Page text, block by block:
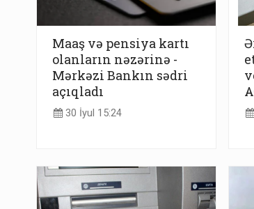
Maaş və pensiya kartı
olanların nəzərinə -
Mərkəzi Bankın sədri
açıqladı
30 İyul 15:24